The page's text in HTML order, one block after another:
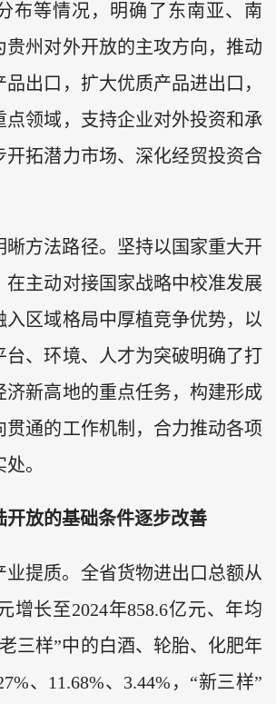
布等情况，明确了东南亚、南
贵州对外开放的主攻方向，推动
出口，扩大优质产品进出口，
点领域，支持企业对外投资和承
开拓潜力市场、深化经贸投资合
晰方法路径。坚持以国家重大开
在主动对接国家战略中校准发展
入区域格局中厚植竞争优势，以
台、环境、人才为突破明确了打
济新高地的重点任务，构建形成
贯通的工作机制，合力推动各项
。
开放的基础条件逐步改善
业提质。全省货物进出口总额从
增长至2024年858.6亿元、年均
三样”中的白酒、轮胎、化肥年
、11.68%、3.44%，“新三样”